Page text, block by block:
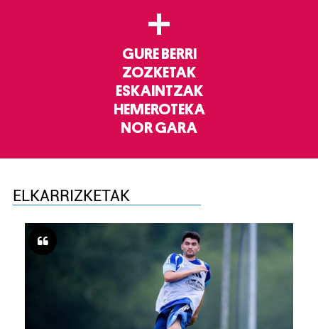
+
GURE BERRI
ZOZKETAK
ESKAINTZAK
HEMEROTEKA
NOR GARA
ELKARRIZKETAK